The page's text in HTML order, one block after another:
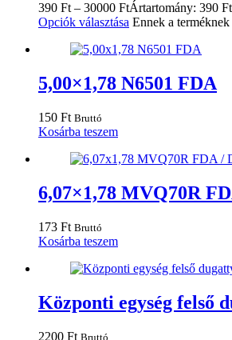
390 Ft – 30000 FtÁrtartomány: 390
Opciók választása Ennek a
5,00×1,78 N6501 FDA
150 Ft Bruttó
Kosárba teszem
6,07×1,78 MVQ70R
173 Ft Bruttó
Kosárba teszem
Központi egység felső
2200 Ft Bruttó